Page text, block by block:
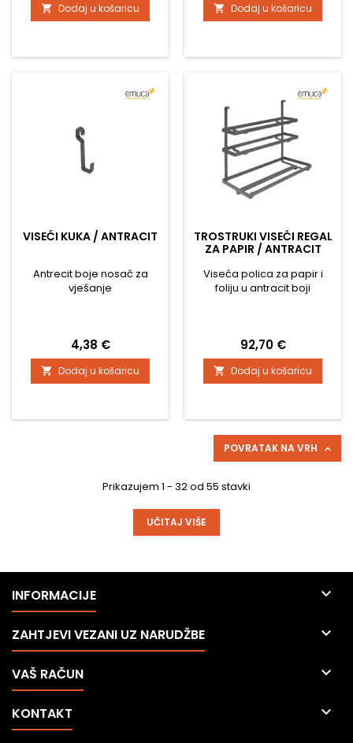
Pakiranje sadrži, a cijena je
za 6 komada.
 Dodaj u košaricu
opreme. Moderna crna
brušena površinska
nekonvencionalnim
uključuje aluminijski profil,
montažni set i dva
završetka....
 Dodaj u košaricu
VISEĆI KUKA / ANTRACIT
Antrecit boje nosač za
vješanje
Cijena
4,38 €
 Dodaj u košaricu
TROSTRUKI VISEĆI REGAL
ZA PAPIR / ANTRACIT
Viseća polica za papir i
foliju u antracit boji
Cijena
92,70 €
 Dodaj u košaricu
POVRATAK NA VRH 
Prikazujem 1 - 32 od 55 stavki
UČITAJ VIŠE
INFORMACIJE 
ZAHTJEVI VEZANI UZ NARUDŽBE 
VAŠ RAČUN 
KONTAKT 